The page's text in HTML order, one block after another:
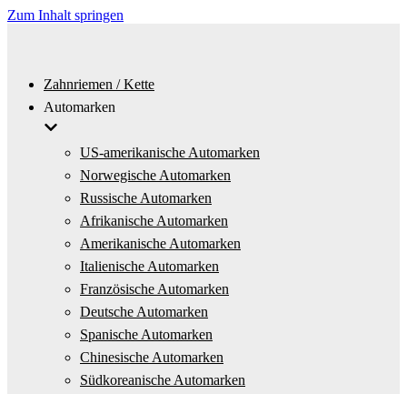
Zum Inhalt springen
Zahnriemen / Kette
Automarken
US-amerikanische Automarken
Norwegische Automarken
Russische Automarken
Afrikanische Automarken
Amerikanische Automarken
Italienische Automarken
Französische Automarken
Deutsche Automarken
Spanische Automarken
Chinesische Automarken
Südkoreanische Automarken